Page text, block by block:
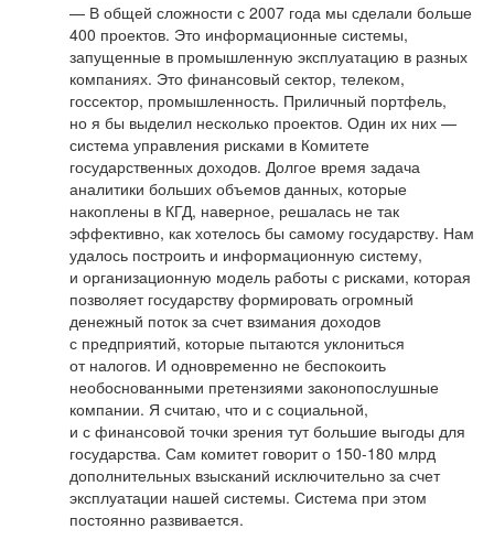
— В общей сложности с 2007 года мы сделали больше
400 проектов. Это информационные системы,
запущенные в промышленную эксплуатацию в разных
компаниях. Это финансовый сектор, телеком,
госсектор, промышленность. Приличный портфель,
но я бы выделил несколько проектов. Один их них —
система управления рисками в Комитете
государственных доходов. Долгое время задача
аналитики больших объемов данных, которые
накоплены в КГД, наверное, решалась не так
эффективно, как хотелось бы самому государству. Нам
удалось построить и информационную систему,
и организационную модель работы с рисками, которая
позволяет государству формировать огромный
денежный поток за счет взимания доходов
с предприятий, которые пытаются уклониться
от налогов. И одновременно не беспокоить
необоснованными претензиями законопослушные
компании. Я считаю, что и с социальной,
и с финансовой точки зрения тут большие выгоды для
государства. Сам комитет говорит о 150-180 млрд
дополнительных взысканий исключительно за счет
эксплуатации нашей системы. Система при этом
постоянно развивается.